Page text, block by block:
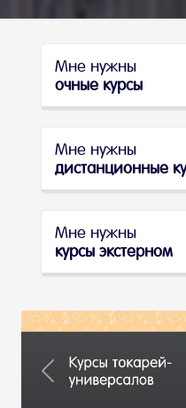
Мне нужны
очные курсы
Мне нужны
дистанционные
Мне нужны
курсы экстерном
Previous